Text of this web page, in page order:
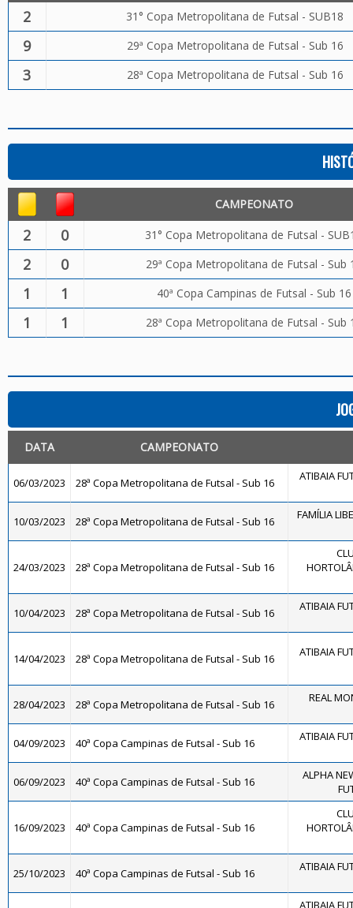
2 31° Copa Metropolitana de Futsal - SUB18
9 29ª Copa Metropolitana de Futsal - Sub 16
3 28ª Copa Metropolitana de Futsal - Sub 16
CAMPEONATO
2 0 31° Copa Metropolitana de Futsal -
2 0 29ª Copa Metropolitana de Futsal - Sub
1 1 40ª Copa Campinas de Futsal - Sub 16
1 1 28ª Copa Metropolitana de Futsal - Sub
DATA CAMPEONATO
06/03/2023 28ª Copa Metropolitana de Futsal - Sub 16 ATIBAIA
10/03/2023 28ª Copa Metropolitana de Futsal - Sub 16 FAMÍLIA
24/03/2023 28ª Copa Metropolitana de Futsal - Sub 16
10/04/2023 28ª Copa Metropolitana de Futsal - Sub 16 ATIBAIA
14/04/2023 28ª Copa Metropolitana de Futsal - Sub 16 ATIBAIA
28/04/2023 28ª Copa Metropolitana de Futsal - Sub 16 REAL
04/09/2023 40ª Copa Campinas de Futsal - Sub 16 ATIBAIA
06/09/2023 40ª Copa Campinas de Futsal - Sub 16
ALPHA
16/09/2023 40ª Copa Campinas de Futsal - Sub 16
25/10/2023 40ª Copa Campinas de Futsal - Sub 16 ATIBAIA
ATIBAIA